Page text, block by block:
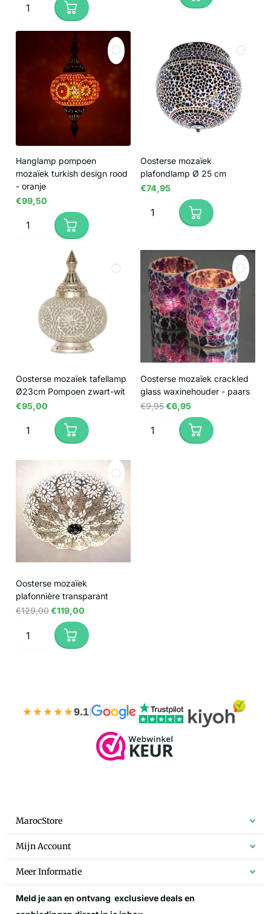
Hanglamp pompoen
mozaïek turkish design rood
- oranje
€99,50
Oosterse mozaïek
plafondlamp Ø 25 cm
€74,95
Oosterse mozaïek tafellamp
Ø23cm Pompoen zwart-wit
€95,00
Oosterse mozaïek crackled
glass waxinehouder - paars
€9,95€6,95
Oosterse mozaïek
plafonnière transparant
€129,00€119,00
★★★★★9.1 |
MarocStore
Mijn Account
Meer Informatie
Meld je aan en ontvang exclusieve dealsen